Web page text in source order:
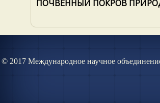
ПОЧВЕННЫЙ ПОКРОВ
© 2017 Международное научное